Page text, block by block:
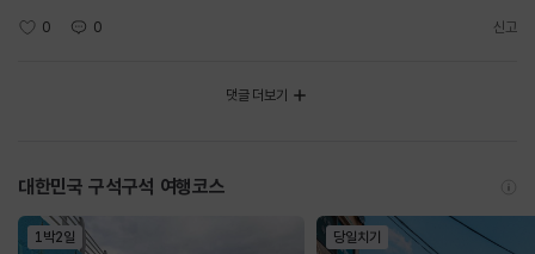
0 0 신고
댓글 더보기
대한민국 구석구석 여행코스
1박2일 당일치기